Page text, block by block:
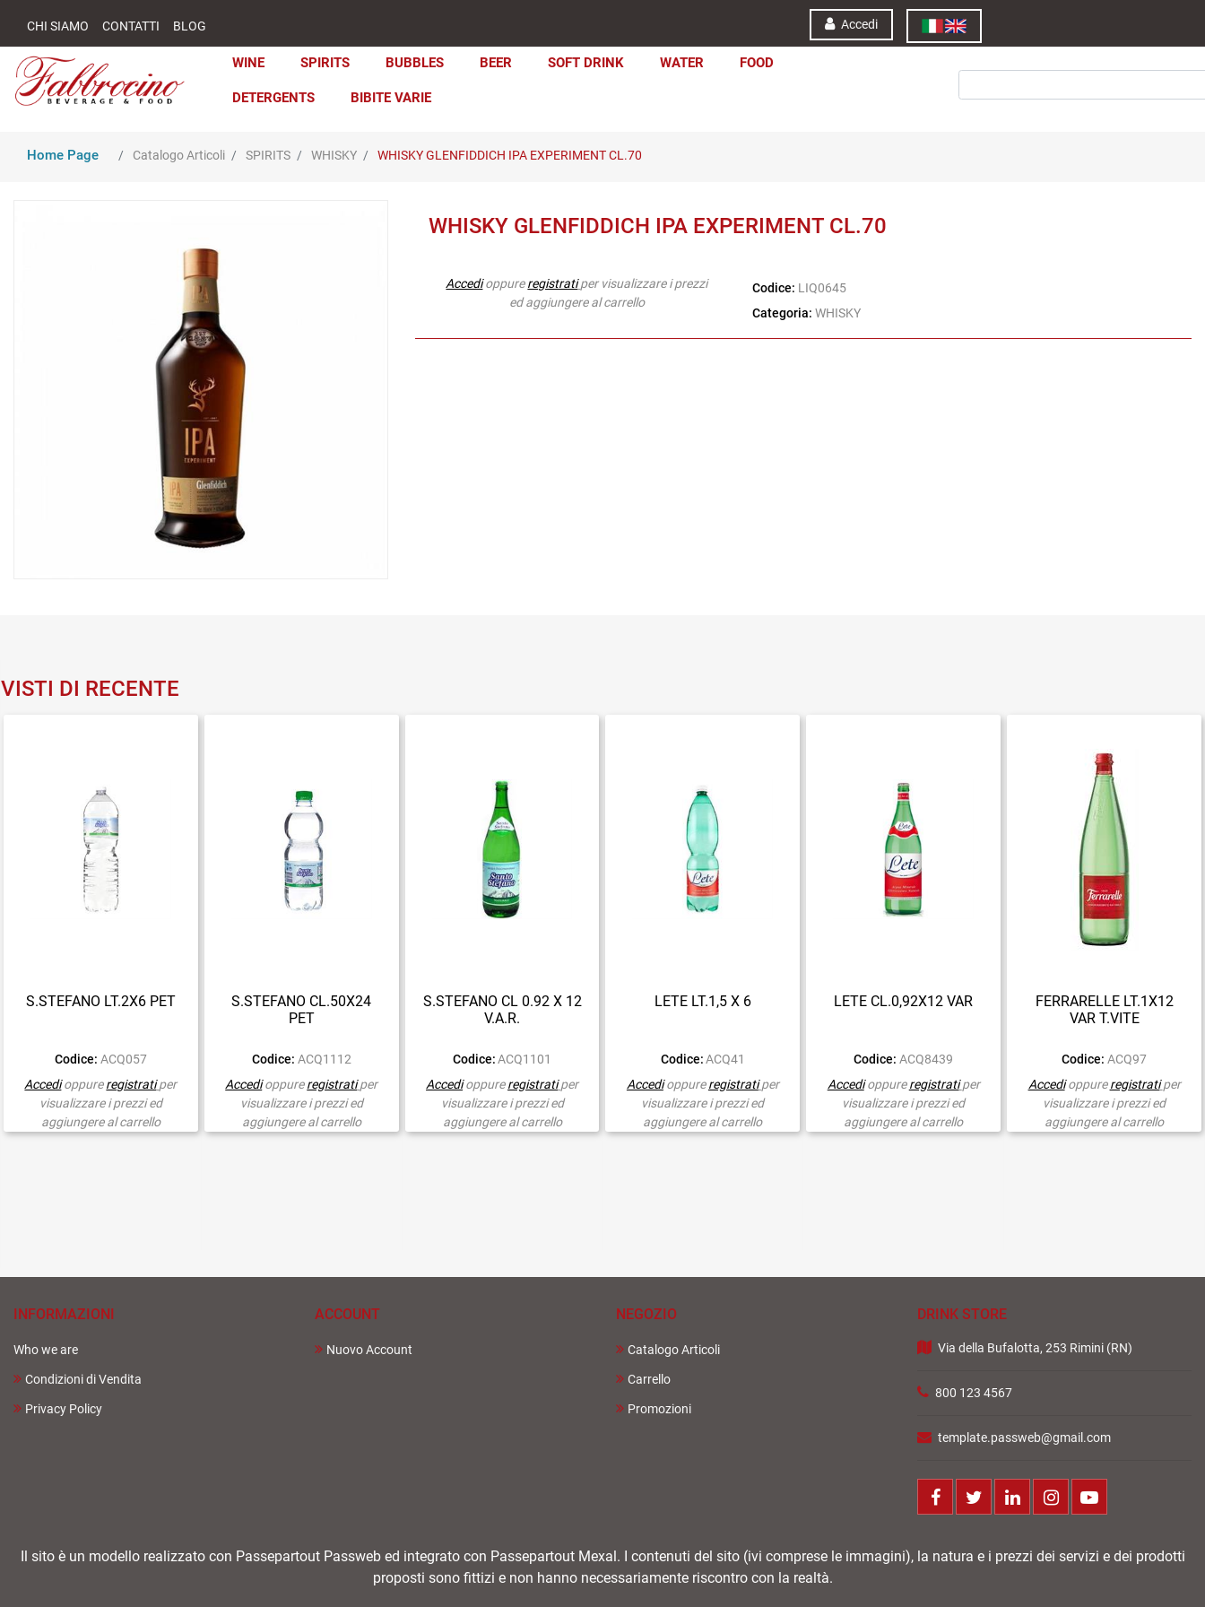
CHI SIAMO CONTATTI BLOG Accedi
WINE SPIRITS BUBBLES BEER SOFT DRINK WATER FOOD
DETERGENTS BIBITE VARIE
Home Page Catalogo Articoli SPIRITS WHISKY WHISKY GLENFIDDICH IPA EXPERIMENT CL.70
WHISKY GLENFIDDICH IPA EXPERIMENT CL.70
Accedioppureregistrati per visualizzare i prezzi
ed aggiungere al carrello
Codice: LIQ0645
Categoria: WHISKY
VISTI DI RECENTE
S.STEFANO LT.2X6 PET
Codice: ACQ057
Accedioppureregistrati per
visualizzare i prezzi ed
aggiungere al carrello
S.STEFANO CL.50X24
PET
Codice: ACQ1112
Accedioppureregistrati per
visualizzare i prezzi ed
aggiungere al carrello
S.STEFANO CL 0.92 X 12
V.A.R.
Codice: ACQ1101
Accedioppureregistrati per
visualizzare i prezzi ed
aggiungere al carrello
LETE LT.1,5 X 6
Codice: ACQ41
Accedioppureregistrati per
visualizzare i prezzi ed
aggiungere al carrello
LETE CL.0,92X12 VAR
Codice: ACQ8439
Accedioppureregistrati per
visualizzare i prezzi ed
aggiungere al carrello
FERRARELLE LT.1X12
VAR T.VITE
Codice: ACQ97
Accedioppureregistrati per
visualizzare i prezzi ed
aggiungere al carrello
INFORMAZIONI
Who we are
Condizioni di Vendita
Privacy Policy
ACCOUNT
Nuovo Account
NEGOZIO
Catalogo Articoli
Carrello
Promozioni
DRINK STORE
Via della Bufalotta, 253 Rimini (RN)
800 123 4567
template.passweb@gmail.com
FacebookTwitter LinkedIn
Il sito è un modello realizzato con Passepartout Passweb ed integrato con Passepartout Mexal. I contenuti del sito (ivi comprese le immagini), la natura e i prezzi dei servizi e dei prodotti
proposti sono fittizi e non hanno necessariamente riscontro con la realtà.